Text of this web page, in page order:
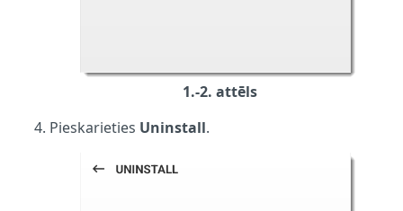
1.-2. attēls
Pieskarieties Uninstall.